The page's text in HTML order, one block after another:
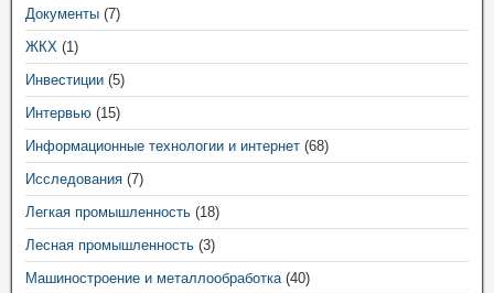
Документы (7)
ЖКХ (1)
Инвестиции (5)
Интервью (15)
Информационные технологии и интернет (68)
Исследования (7)
Легкая промышленность (18)
Лесная промышленность (3)
Машиностроение и металлообработка(40)